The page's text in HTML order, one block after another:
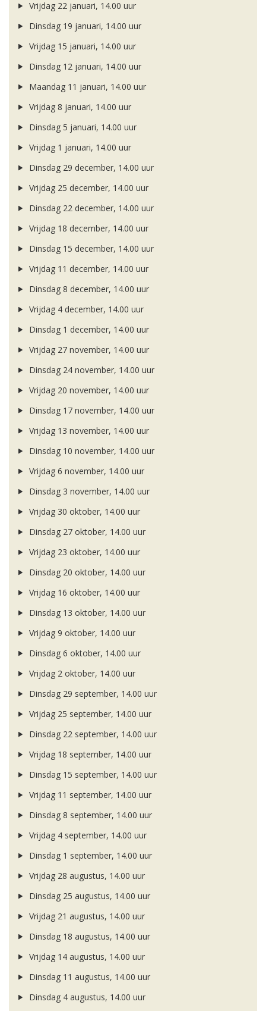
Vrijdag 22 januari, 14.00 uur
Dinsdag 19 januari, 14.00 uur
Vrijdag 15 januari, 14.00 uur
Dinsdag 12 januari, 14.00 uur
Maandag 11 januari, 14.00 uur
Vrijdag 8 januari, 14.00 uur
Dinsdag 5 januari, 14.00 uur
Vrijdag 1 januari, 14.00 uur
Dinsdag 29 december, 14.00 uur
Vrijdag 25 december, 14.00 uur
Dinsdag 22 december, 14.00 uur
Vrijdag 18 december, 14.00 uur
Dinsdag 15 december, 14.00 uur
Vrijdag 11 december, 14.00 uur
Dinsdag 8 december, 14.00 uur
Vrijdag 4 december, 14.00 uur
Dinsdag 1 december, 14.00 uur
Vrijdag 27 november, 14.00 uur
Dinsdag 24 november, 14.00 uur
Vrijdag 20 november, 14.00 uur
Dinsdag 17 november, 14.00 uur
Vrijdag 13 november, 14.00 uur
Dinsdag 10 november, 14.00 uur
Vrijdag 6 november, 14.00 uur
Dinsdag 3 november, 14.00 uur
Vrijdag 30 oktober, 14.00 uur
Dinsdag 27 oktober, 14.00 uur
Vrijdag 23 oktober, 14.00 uur
Dinsdag 20 oktober, 14.00 uur
Vrijdag 16 oktober, 14.00 uur
Dinsdag 13 oktober, 14.00 uur
Vrijdag 9 oktober, 14.00 uur
Dinsdag 6 oktober, 14.00 uur
Vrijdag 2 oktober, 14.00 uur
Dinsdag 29 september, 14.00 uur
Vrijdag 25 september, 14.00 uur
Dinsdag 22 september, 14.00 uur
Vrijdag 18 september, 14.00 uur
Dinsdag 15 september, 14.00 uur
Vrijdag 11 september, 14.00 uur
Dinsdag 8 september, 14.00 uur
Vrijdag 4 september, 14.00 uur
Dinsdag 1 september, 14.00 uur
Vrijdag 28 augustus, 14.00 uur
Dinsdag 25 augustus, 14.00 uur
Vrijdag 21 augustus, 14.00 uur
Dinsdag 18 augustus, 14.00 uur
Vrijdag 14 augustus, 14.00 uur
Dinsdag 11 augustus, 14.00 uur
Dinsdag 4 augustus, 14.00 uur